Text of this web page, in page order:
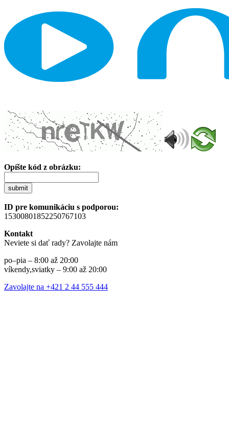
Opíšte kód z obrázku:
submit
ID pre komunikáciu s podporou:
15300801852250767103
Kontakt
Neviete si dať rady? Zavolajte nám
po–pia – 8:00 až 20:00
víkendy,sviatky – 9:00 až 20:00
Zavolajte na +421 2 44 555 444